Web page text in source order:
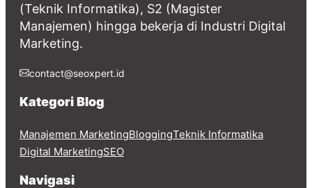
(Teknik Informatika), S2 (Magister
Manajemen) hingga bekerja di Industri Digital
Marketing.
contact@seoxpert.id
Kategori Blog
Manajemen MarketingBloggingTeknik Informatika
Digital MarketingSEO
Navigasi